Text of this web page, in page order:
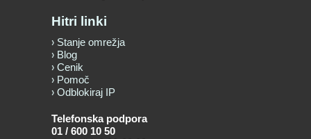
Hitri linki
Stanje omrežja
Blog
Cenik
Pomoč
Odblokiraj IP
Telefonska podpora
01 / 600 10 50